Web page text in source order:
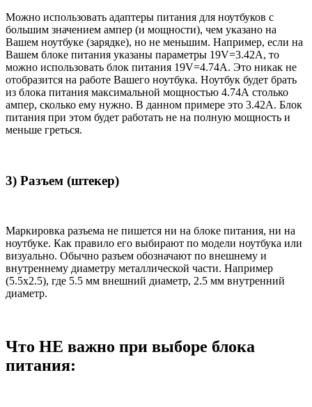
Можно использовать адаптеры питания для ноутбуков с
большим значением ампер (и мощности), чем указано на
Вашем ноутбуке (зарядке), но не меньшим. Например, если на
Вашем блоке питания указаны параметры 19V=3.42A, то
можно использовать блок питания 19V=4.74A. Это никак не
отобразится на работе Вашего ноутбука. Ноутбук будет брать
из блока питания максимальной мощностью 4.74А столько
ампер, сколько ему нужно. В данном примере это 3.42А. Блок
питания при этом будет работать не на полную мощность и
меньше греться.
3) Разъем (штекер)
Маркировка разъема не пишется ни на блоке питания, ни на
ноутбуке. Как правило его выбирают по модели ноутбука или
визуально. Обычно разъем обозначают по внешнему и
внутреннему диаметру металлической части. Например
(5.5x2.5), где 5.5 мм внешний диаметр, 2.5 мм внутренний
диаметр.
Что НЕ важно при выборе блока
питания: